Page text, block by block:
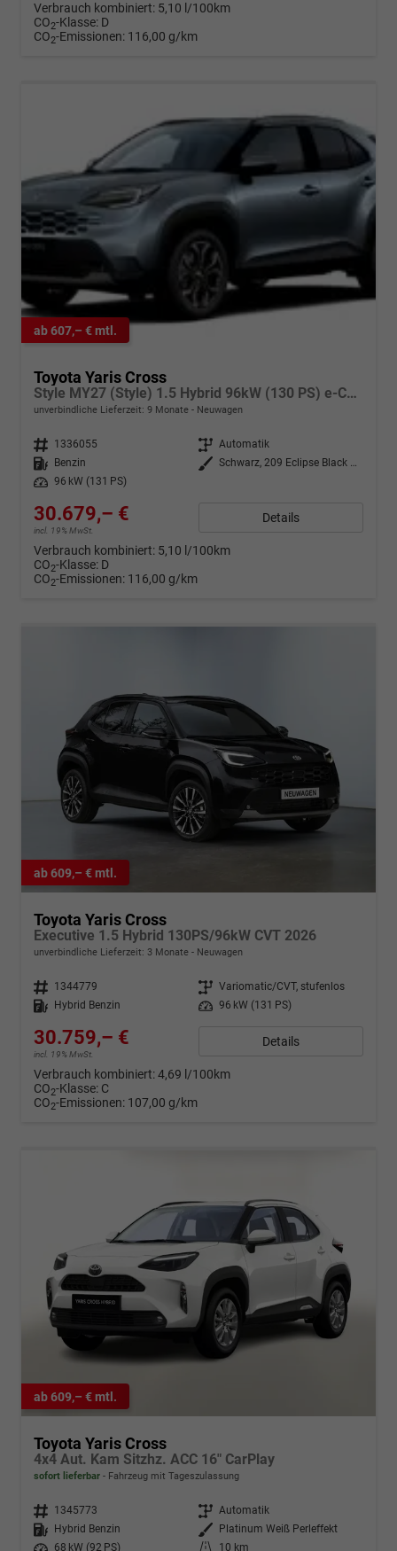
Verbrauch kombiniert: 5,10 l/100km
CO2-Klasse: D
CO2-Emissionen: 116,00 g/km
ab 607,– € mtl.
Toyota Yaris Cross
Style MY27 (Style) 1.5 Hybrid 96kW (130 PS) e-CVT 4x4
unverbindliche Lieferzeit: 9 Monate Neuwagen
Fahrzeugnr. 1336055 Getriebe Automatik
Kraftstoff
Benzin Außenfarbe
Schwarz, 209 Eclipse Black Metallic
Leistung
96 kW (131 PS)
30.679,– €
incl. 19% MwSt.
Details
Verbrauch kombiniert: 5,10 l/100km
CO2-Klasse: D
CO2-Emissionen: 116,00 g/km
ab 609,– € mtl.
Toyota Yaris Cross
Executive 1.5 Hybrid 130PS/96kW CVT 2026
unverbindliche Lieferzeit: 3 Monate Neuwagen
Fahrzeugnr. 1344779 Getriebe Variomatic/CVT, stufenlos
Kraftstoff
Hybrid Benzin Leistung 96 kW (131 PS)
30.759,– €
incl. 19% MwSt.
Details
Verbrauch kombiniert:4,69 l/100km
CO2-Klasse: C
CO2-Emissionen: 107,00 g/km
ab 609,– € mtl.
Toyota Yaris Cross
4x4 Aut. Kam Sitzhz. ACC 16" CarPlay
sofort lieferbar Fahrzeug mit Tageszulassung
Fahrzeugnr. 1345773 Getriebe Automatik
Kraftstoff
Hybrid Benzin Außenfarbe
Platinum Weiß Perleffekt
Leistung
68 kW (92 PS) Kilometerstand 10 km